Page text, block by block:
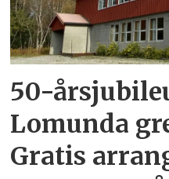
50-
Lomunda
Gratis